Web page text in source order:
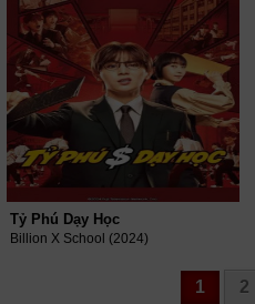
Tỷ Phú Dạy Học
Billion X School (2024)
1 2